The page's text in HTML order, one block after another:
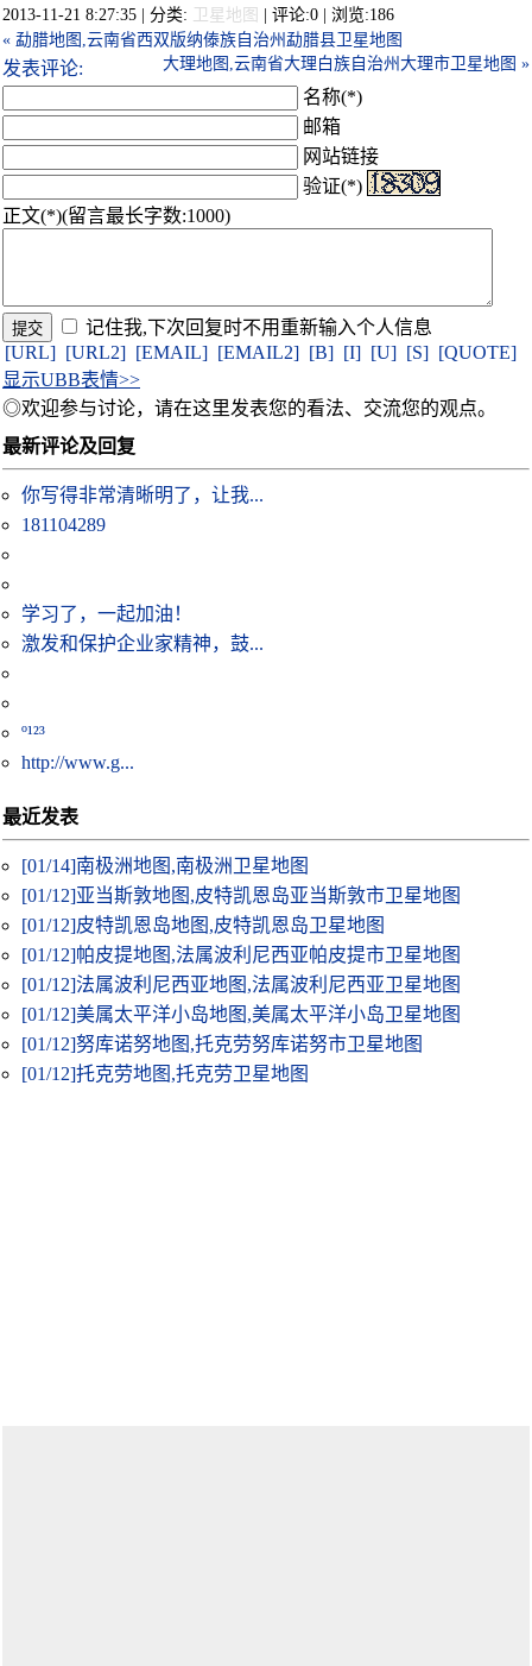
2013-11-21 8:27:35 | 分类:
卫星地图 | 评论:0 | 浏览:186
« 勐腊地图,云南省西双版纳傣族自治州勐腊县卫星地图
大理地图,云南省大理白族自治州大理市卫星地图 »
发表评论:
名称(*)
邮箱
网站链接
验证(*)
正文(*)(留言最长字数:1000)
记住我,下次回复时不用重新输入个人信息
[URL] [URL2] [EMAIL] [EMAIL2] [B] [I] [U] [S] [QUOTE]
显示UBB表情>>
◎欢迎参与讨论，请在这里发表您的看法、交流您的观点。
最新评论及回复
你写得非常清晰明了，让我...
181104289
学习了，一起加油！
激发和保护企业家精神，鼓...
º¹²³
http://www.g...
最近发表
[01/14]南极洲地图,南极洲卫星地图
[01/12]亚当斯敦地图,皮特凯恩岛亚当斯敦市卫星地图
[01/12]皮特凯恩岛地图,皮特凯恩岛卫星地图
[01/12]帕皮提地图,法属波利尼西亚帕皮提市卫星地图
[01/12]法属波利尼西亚地图,法属波利尼西亚卫星地图
[01/12]美属太平洋小岛地图,美属太平洋小岛卫星地图
[01/12]努库诺努地图,托克劳努库诺努市卫星地图
[01/12]托克劳地图,托克劳卫星地图